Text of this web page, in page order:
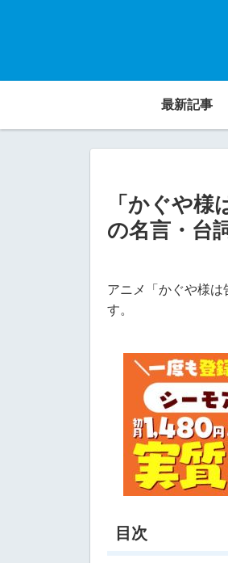
最新記事
「かぐや
の名言・台
アニメ「かぐや様は
す。
目次